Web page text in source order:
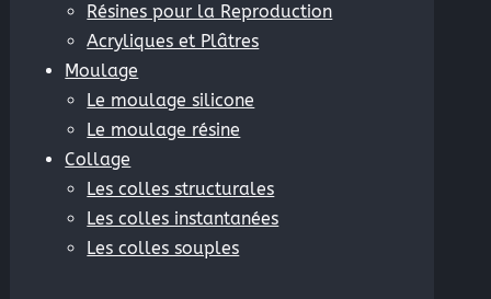
Résines pour la Reproduction
Acryliques et Plâtres
Moulage
Le moulage silicone
Le moulage résine
Collage
Les colles structurales
Les colles instantanées
Les colles souples
Vinylester